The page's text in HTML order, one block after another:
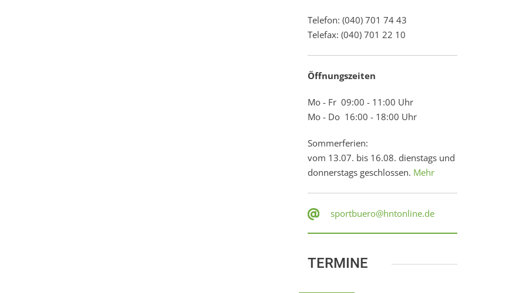
Telefon: (040) 701 74 43
Telefax: (040) 701 22 10
Öffnungszeiten
Mo - Fr 09:00 - 11:00 Uhr
Mo - Do 16:00 - 18:00 Uhr
Sommerferien:
vom 13.07. bis 16.08. dienstags und
donnerstags geschlossen. Mehr
sportbuero@hntonline.de
TERMINE